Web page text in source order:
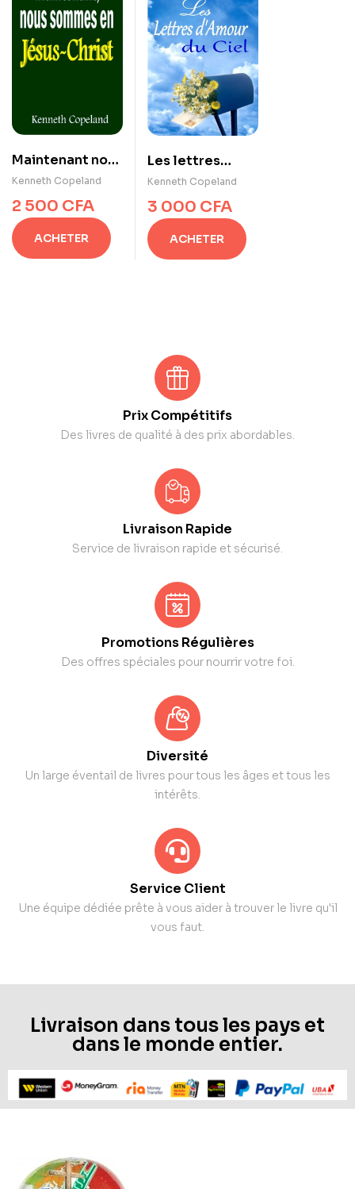
Maintenant nous
sommes en
Christ Jésus
Kenneth Copeland
2 500 CFA
ACHETER
Les lettres
d’amour du ciel
Kenneth Copeland
3 000 CFA
ACHETER
Prix Compétitifs
Des livres de qualité à des prix abordables.
Livraison Rapide
Service de livraison rapide et sécurisé.
Promotions Régulières
Des offres spéciales pour nourrir votre foi.
Diversité
Un large éventail de livres pour tous les âges et tous les
intérêts.
Service Client
Une équipe dédiée prête à vous aider à trouver le livre qu'il
vous faut.
Livraison dans tous les pays et
dans le monde entier.